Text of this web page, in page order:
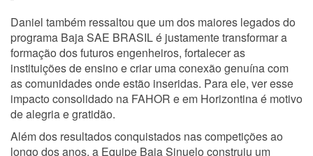
Daniel também ressaltou que um dos maiores legados do
programa Baja SAE BRASIL é justamente transformar a
formação dos futuros engenheiros, fortalecer as
instituições de ensino e criar uma conexão genuína com
as comunidades onde estão inseridas. Para ele, ver esse
impacto consolidado na FAHOR e em Horizontina é motivo
de alegria e gratidão.
Além dos resultados conquistados nas competições ao
longo dos anos, a Equipe Baja Sinuelo construiu um